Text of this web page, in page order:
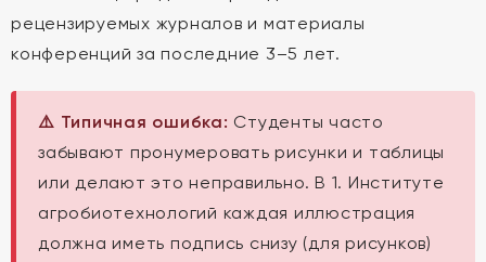
рецензируемых журналов и материалы
конференций за последние 3–5 лет.
⚠️ Типичная ошибка: Студенты часто
забывают пронумеровать рисунки и таблицы
или делают это неправильно. В 1. Институте
агробиотехнологий каждая иллюстрация
должна иметь подпись снизу (для рисунков)